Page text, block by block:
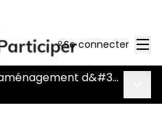
Se connecter
RD 178 - Doublement et aménagement d&#39;une voie réservée